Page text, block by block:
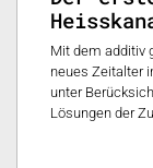
Mit dem additiv
neues Zeitalter
unter
Lösungen der